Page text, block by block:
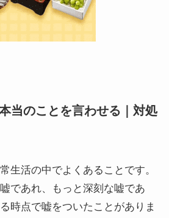
当のことを言わせる｜対処
生活の中でよくあることです。
であれ、もっと深刻な嘘であ
時点で嘘をついたことがありま